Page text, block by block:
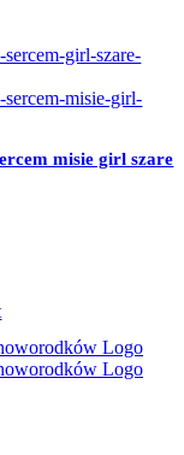
misie girl szare